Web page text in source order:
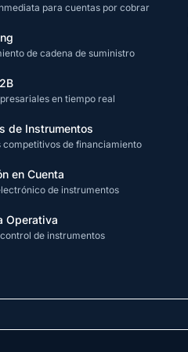
para cuentas por cobrar
de cadena de suministro
en tiempo real
de Instrumentos
competitivos de financiamiento
en Cuenta
de instrumentos
Operativa
de instrumentos